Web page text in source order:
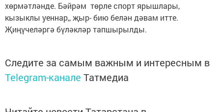
хөрмәтләнде. Бәйрәм төрле спорт ярышлары,
кызыклы уеннар,, җыр- бию белән дәвам итте.
Җиңүчеләргә бүләкләр тапшырылды.
Следите за самым важным и интересным в
Telegram-канале Татмедиа